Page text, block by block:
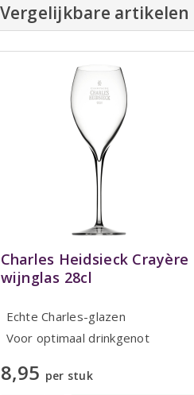
Vergelijkbare artikelen
Charles Heidsieck Crayère
wijnglas 28cl
Echte Charles-glazen
Voor optimaal drinkgenot
8,95 per stuk